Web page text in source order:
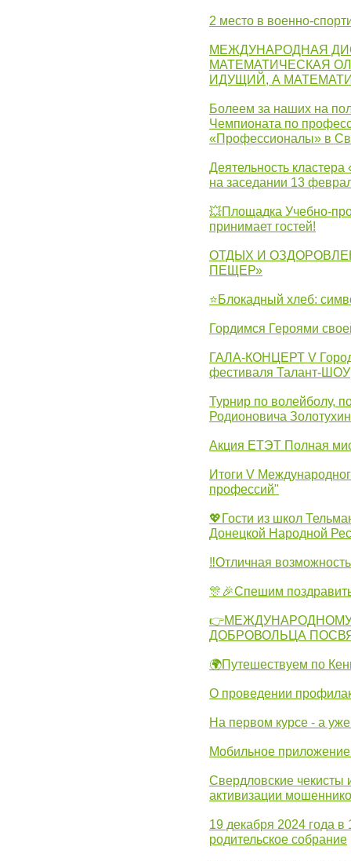
2 место в военно-
МЕЖДУНАРОДНАЯ
МАТЕМАТИЧЕСКАЯ
ИДУЩИЙ, А
Болеем за наших на
Чемпионата по
«Профессионалы» в
Деятельность
на заседании 13
💥Площадка Учебно-
принимает гостей!
ОТДЫХ И
ПЕЩЕР»
⭐Блокадный хлеб:
Гордимся Героями
ГАЛА-КОНЦЕРТ V
фестиваля Талант-ШОУ
Турнир по волейболу,
Родионовича
Акция ЕТЭТ Полная
Итоги V
профессий"
💖Гости из школ
Донецкой Народной
‼Отличная
🎊🎉Спешим
ДОБРОВОЛЬЦА
🌍Путешествуем по
О проведении
На первом курсе - а
Мобильное
Свердловские
активизации
19 декабря 2024 года
родительское собрание